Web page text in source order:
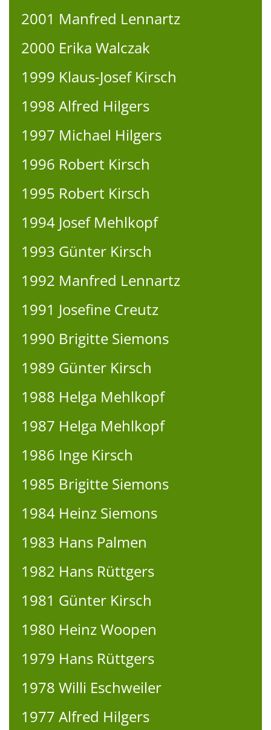
2001 Manfred Lennartz
2000 Erika Walczak
1999 Klaus-Josef Kirsch
1998 Alfred Hilgers
1997 Michael Hilgers
1996 Robert Kirsch
1995 Robert Kirsch
1994 Josef Mehlkopf
1993 Günter Kirsch
1992 Manfred Lennartz
1991 Josefine Creutz
1990 Brigitte Siemons
1989 Günter Kirsch
1988 Helga Mehlkopf
1987 Helga Mehlkopf
1986 Inge Kirsch
1985 Brigitte Siemons
1984 Heinz Siemons
1983 Hans Palmen
1982 Hans Rüttgers
1981 Günter Kirsch
1980 Heinz Woopen
1979 Hans Rüttgers
1978 Willi Eschweiler
1977 Alfred Hilgers